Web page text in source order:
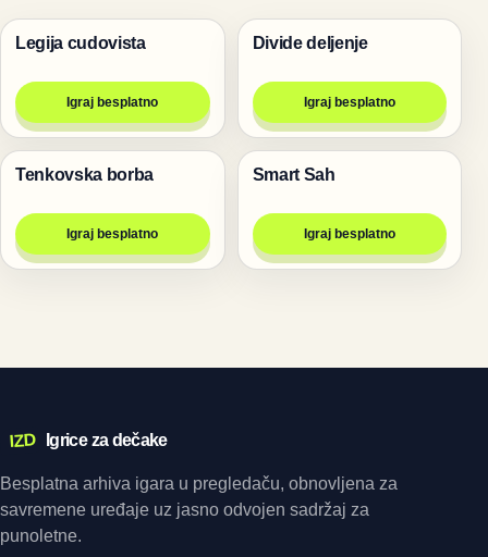
Pucanje
Legija cudovista
Igraj besplatno
Igre
Divide deljenje
Igraj besplatno
Igre za dvoje
Tenkovska borba
Igraj besplatno
Igre
Smart Sah
Igraj besplatno
IZD Igrice za dečake
Besplatna arhiva igara u pregledaču, obnovljena za
savremene uređaje uz jasno odvojen sadržaj za
punoletne.